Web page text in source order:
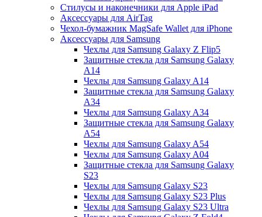
Стилусы и наконечники для Apple iPad
Аксессуары для AirTag
Чехол-бумажник MagSafe Wallet для iPhone
Аксессуары для Samsung
Чехлы для Samsung Galaxy Z Flip5
Защитные стекла для Samsung Galaxy
A14
Чехлы для Samsung Galaxy A14
Защитные стекла для Samsung Galaxy
A34
Чехлы для Samsung Galaxy A34
Защитные стекла для Samsung Galaxy
A54
Чехлы для Samsung Galaxy A54
Чехлы для Samsung Galaxy A04
Защитные стекла для Samsung Galaxy
S23
Чехлы для Samsung Galaxy S23
Чехлы для Samsung Galaxy S23 Plus
Чехлы для Samsung Galaxy S23 Ultra